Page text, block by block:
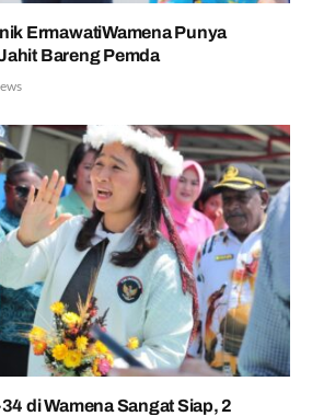
ErmawatiWamena Punya
Bareng Pemda
di Wamena Sangat Siap, 2